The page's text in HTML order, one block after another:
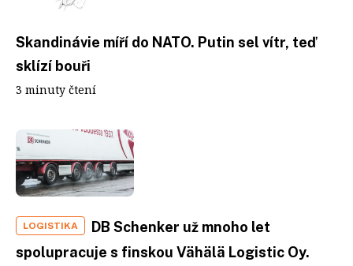
Skandinávie míří do NATO. Putin sel vítr, teď
sklízí bouři
3 minuty čtení
LOGISTIKA
DB Schenker už mnoho let
spolupracuje s finskou Vähälä Logistic Oy.